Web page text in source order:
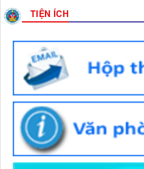
năm 2026
Thời gian đăng: 23/07/2026
lượt xem: 101 | lượt tải:39
Số :569/TTYT-TCHC
Tên :V/v triển khai thực hiện
và nộp lưu hồ sơ, tài liệu điện
Thời gian đăng: 13/07/2026
lượt xem: 64 | lượt tải:157
Số : 541 / TTYT-KHNVĐD
Tên :V/v triển khai thực hiện
01/7/2026 của Bộ Y tế
TIỆN ÍCH